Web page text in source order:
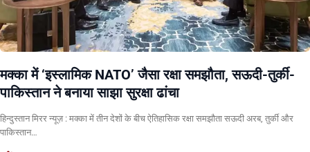
मक्का में ‘इस्लामिक NATO’ जैसा रक्षा समझौता, सऊदी-तुर्की-
पाकिस्तान ने बनाया साझा सुरक्षा ढांचा
हिन्दुस्तान मिरर न्यूज़ : मक्का में तीन देशों के बीच ऐतिहासिक रक्षा समझौता सऊदी अरब, तुर्की और
पाकिस्तान…